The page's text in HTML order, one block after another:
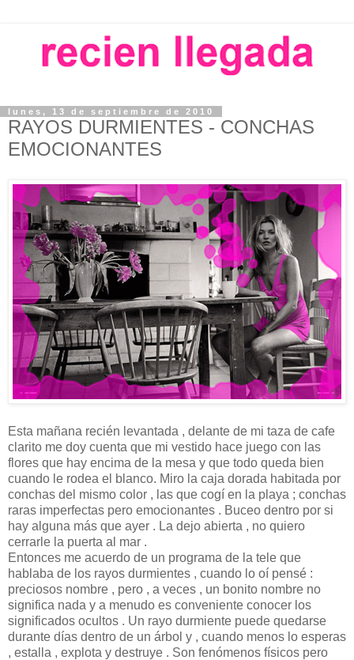
lunes, 13 de septiembre de 2010
RAYOS DURMIENTES - CONCHAS
EMOCIONANTES
Esta mañana recién levantada , delante de mi taza de cafe
clarito me doy cuenta que mi vestido hace juego con las
flores que hay encima de la mesa y que todo queda bien
cuando le rodea el blanco. Miro la caja dorada habitada por
conchas del mismo color , las que cogí en la playa ; conchas
raras imperfectas pero emocionantes . Buceo dentro por si
hay alguna más que ayer . La dejo abierta , no quiero
cerrarle la puerta al mar .
Entonces me acuerdo de un programa de la tele que
hablaba de los rayos durmientes , cuando lo oí pensé :
preciosos nombre , pero , a veces , un bonito nombre no
significa nada y a menudo es conveniente conocer los
significados ocultos . Un rayo durmiente puede quedarse
durante días dentro de un árbol y , cuando menos lo esperas
, estalla , explota y destruye . Son fenómenos físicos pero